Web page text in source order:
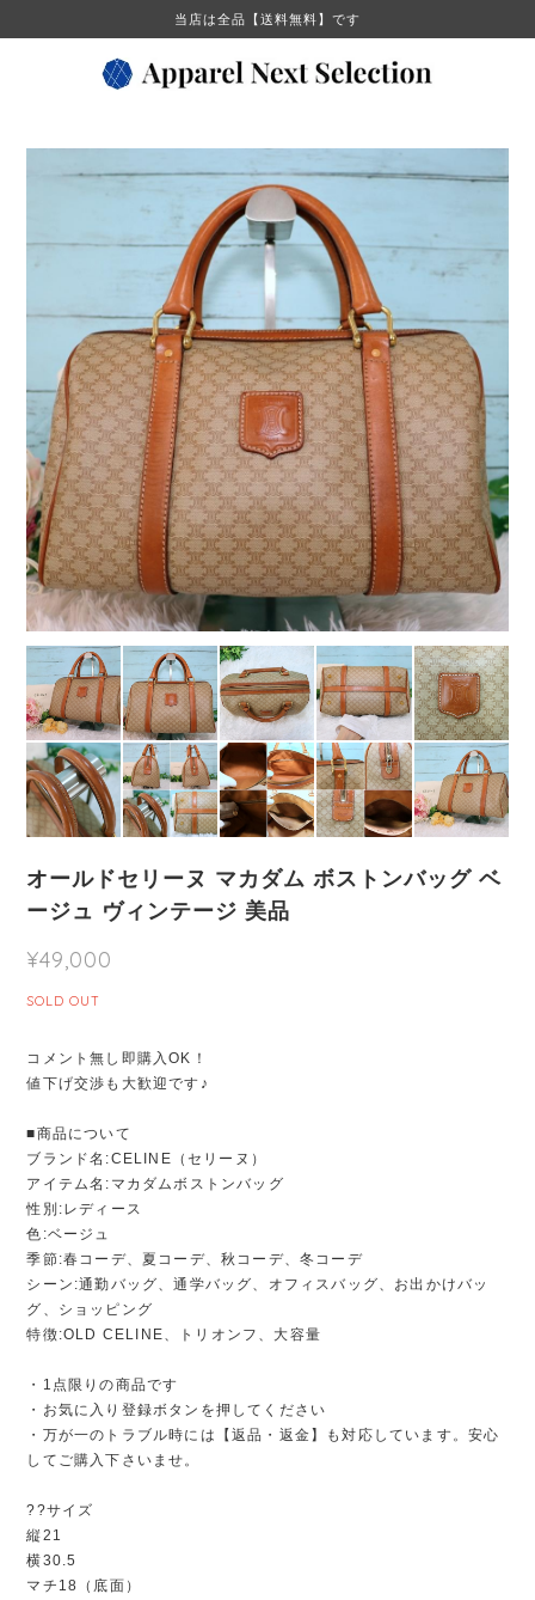
当店は全品【送料無料】です
オールドセリーヌ マカダム ボストンバッグ ベ
ージュ ヴィンテージ 美品
¥49,000
SOLD OUT
コメント無し即購入OK！
値下げ交渉も大歓迎です♪
■商品について
ブランド名:CELINE（セリーヌ）
アイテム名:マカダムボストンバッグ
性別:レディース
色:ベージュ
季節:春コーデ、夏コーデ、秋コーデ、冬コーデ
シーン:通勤バッグ、通学バッグ、オフィスバッグ、お出かけバッ
グ、ショッピング
特徴:OLD CELINE、トリオンフ、大容量
・1点限りの商品です
・お気に入り登録ボタンを押してください
・万が一のトラブル時には【返品・返金】も対応しています。安心
してご購入下さいませ。
??サイズ
縦21
横30.5
マチ18（底面）